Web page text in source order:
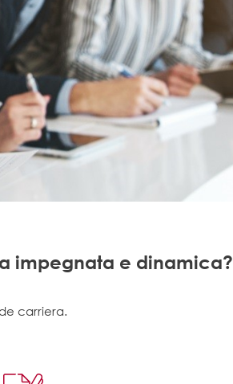
impegnata e dinamica?
carriera.